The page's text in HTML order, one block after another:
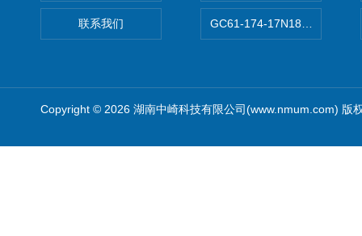
联系我们 GC61-174-
Copyright © 2026 湖南中崎科技有限公司(www.nmum.com) 版